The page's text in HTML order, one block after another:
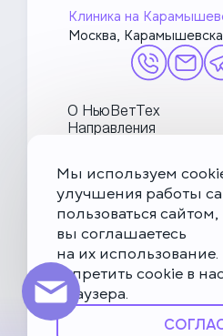
Клиника на
Москва,
О НьюВетТех
Направления
Акции и блог
МетаПетс
Политика
Правила посещения
Публичная
Мы используем
улучшения работы
пользоваться сайтом,
вы соглашаетесь
на их
запретить cookie в
браузера.